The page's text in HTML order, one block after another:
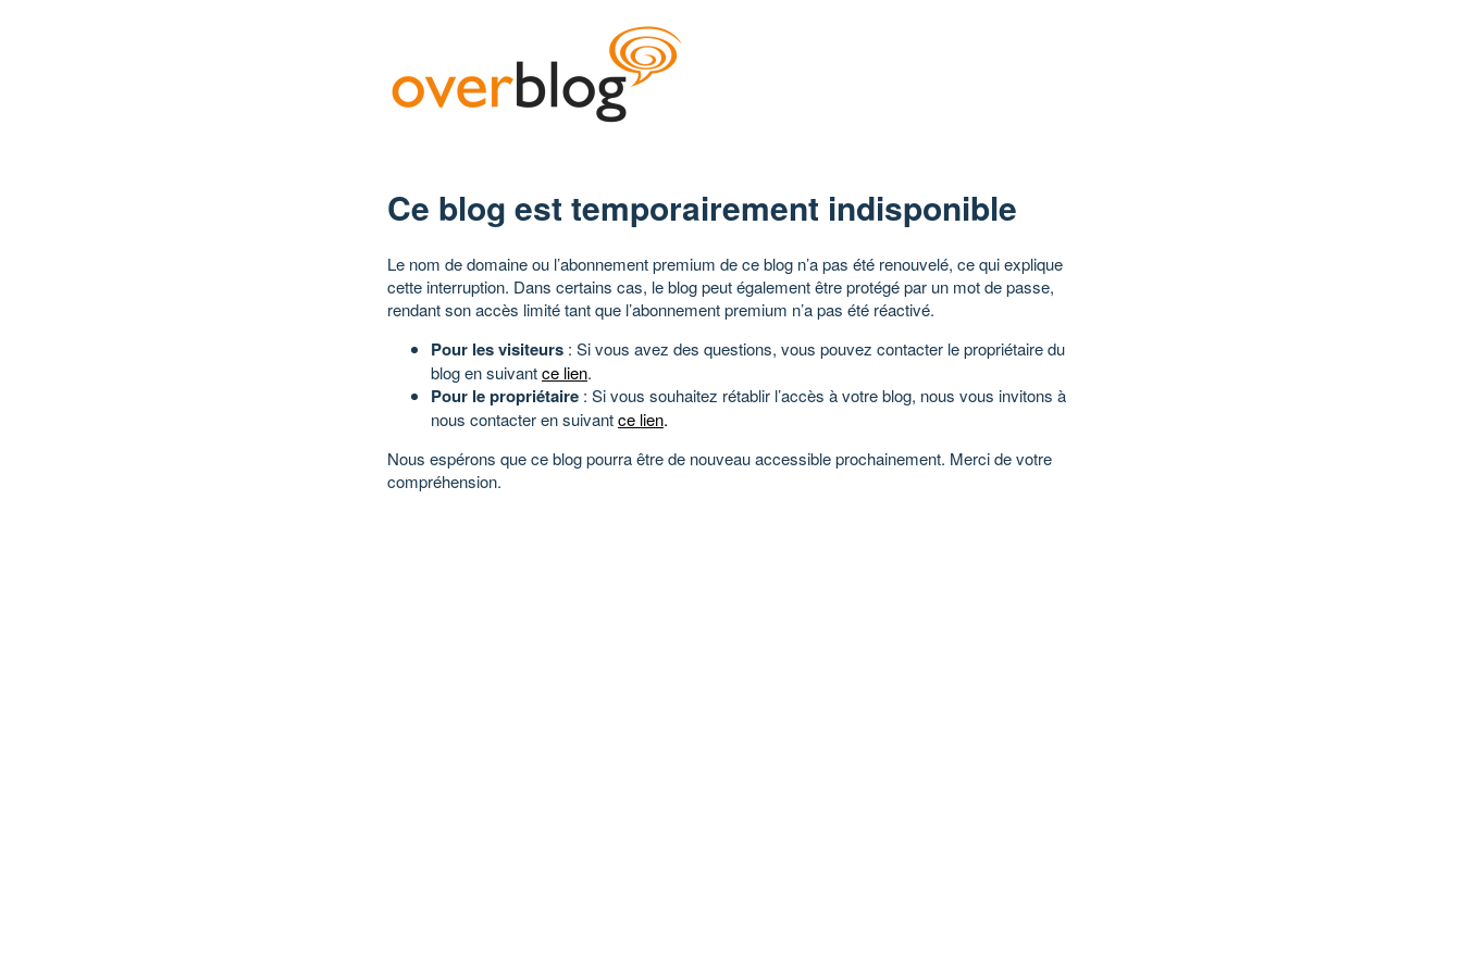
Ce blog est temporairement indisponible
Le nom de domaine ou l’abonnement premium de ce blog n’a pas été renouvelé, ce qui explique
cette interruption. Dans certains cas, le blog peut également être protégé par un mot de passe,
rendant son accès limité tant que l’abonnement premium n’a pas été réactivé.
Pour les visiteurs : Si vous avez des questions, vous pouvez contacter le propriétaire du
blog en suivantce lien.
Pour le propriétaire : Si vous souhaitez rétablir l’accès à votre blog, nous vous invitons à
nous contacter en suivantce lien.
Nous espérons que ce blog pourra être de nouveau accessible prochainement. Merci de votre
compréhension.